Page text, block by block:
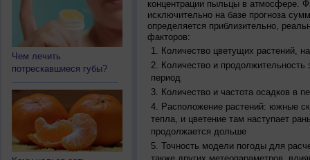
Чем лечить
потрескавшиеся губы?
концентрации пыльцы в атмосфере.
исключительно на базе прогноза
определяется приблизительно,
факторов:
Количество цветущих растений,
Количество и продолжительность
период
Количество и частота осадков в
Расположение растений: южные
тепла, и цветение там наступает
продолжается дольше
Точность модели погоды для